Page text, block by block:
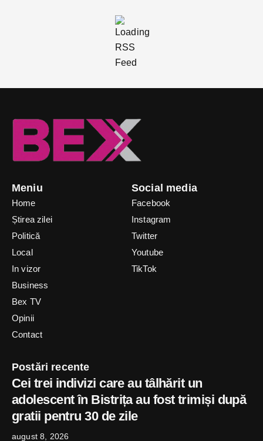
Meniu
Home
Știrea zilei
Politică
Local
In vizor
Business
Bex TV
Opinii
Contact
Social media
Facebook
Instagram
Twitter
Youtube
TikTok
Postări recente
Cei trei indivizi care au tâlhărit un
adolescent în Bistrița au fost trimiși după
gratii pentru 30 de zile
august 8, 2026